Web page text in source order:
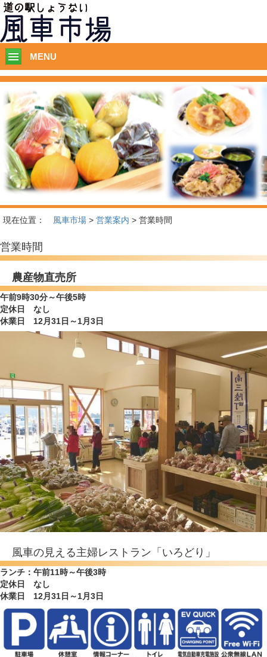
MENU
現在位置： 風車市場 > 営業案内 > 営業時間
営業時間
農産物直売所
午前9時30分～午後5時
定休日 なし
休業日 12月31日～1月3日
風車の見える主婦レストラン「いろどり」
ランチ：午前11時～午後3時
定休日 なし
休業日 12月31日～1月3日